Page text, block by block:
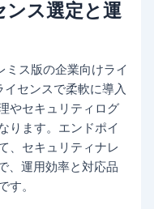
ンス選定と運
ミス版の企業向けライ
センスで柔軟に導入
やセキュリティログ
ります。エンドポイ
、セキュリティナレ
、運用効率と対応品
す。